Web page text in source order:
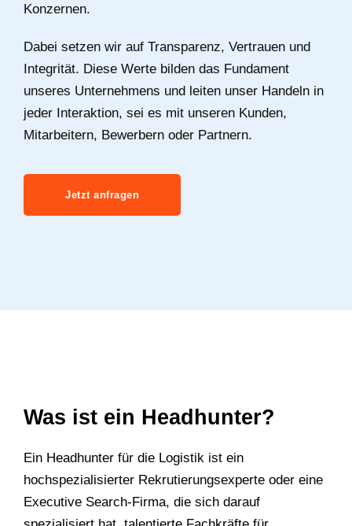
Konzernen.
Dabei setzen wir auf Transparenz, Vertrauen und
Integrität. Diese Werte bilden das Fundament
unseres Unternehmens und leiten unser Handeln in
jeder Interaktion, sei es mit unseren Kunden,
Mitarbeitern, Bewerbern oder Partnern.
Jetzt anfragen
Was ist ein Headhunter?
Ein Headhunter für die Logistik ist ein
hochspezialisierter Rekrutierungsexperte oder eine
Executive Search-Firma, die sich darauf